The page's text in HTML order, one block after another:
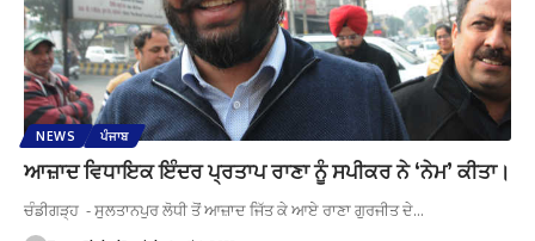
NEWS ਪੰਜਾਬ
ਆਜ਼ਾਦ ਵਿਧਾਇਕ ਇੰਦਰ ਪ੍ਰਤਾਪ ਰਾਣਾ ਨੂੰ ਸਪੀਕਰ ਨੇ ‘ਨੇਮ’ ਕੀਤਾ।
ਚੰਡੀਗੜ੍ਹ - ਸੁਲਤਾਨਪੁਰ ਲੋਧੀ ਤੋਂ ਆਜ਼ਾਦ ਜਿੱਤ ਕੇ ਆਏ ਰਾਣਾ ਗੁਰਜੀਤ ਦੇ…